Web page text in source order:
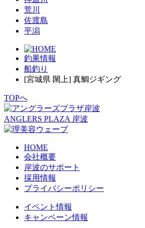
荒川
佐渡島
平潟
釣果情報
船釣り
[宮城県 閖上] 真鯛ジギング
TOPへ
ANGLERS PLAZA 岸波
HOME
会社概要
岸波のサポート
採用情報
プライバシーポリシー
イベント情報
キャンペーン情報